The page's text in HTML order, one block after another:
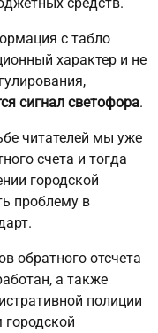
с табло
характер и не
сигнал светофора.
читателей мы уже
счета и тогда
городской
проблему в
обратного отсчета
а также
полиции